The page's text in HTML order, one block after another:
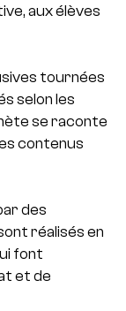
aux élèves
tournées
selon les
se raconte
contenus
des
réalisés en
font
et de